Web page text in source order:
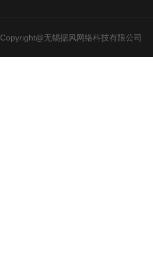
Copyright@无锡据风网络科技有限公司